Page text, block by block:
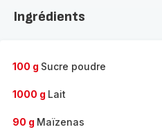
gamme
Ingrédients
100 g Sucre poudre
1000 g Lait
90 g Maïzenas